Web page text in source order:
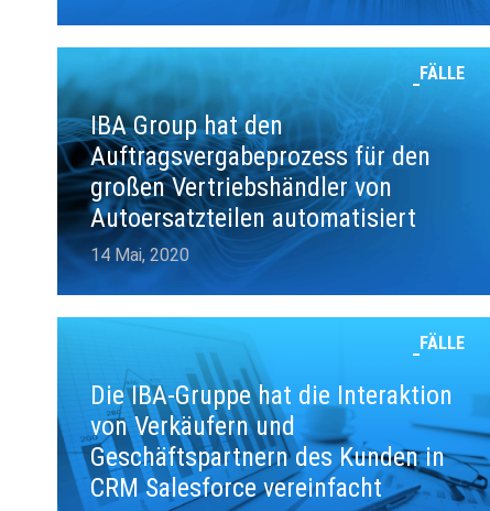
FÄLLE
IBA Group hat den
Auftragsvergabeprozess für den
großen Vertriebshändler von
Autoersatzteilen automatisiert
14 Mai, 2020
FÄLLE
Die IBA-Gruppe hat die Interaktion
von Verkäufern und
Geschäftspartnern des Kunden in
CRM Salesforce vereinfacht